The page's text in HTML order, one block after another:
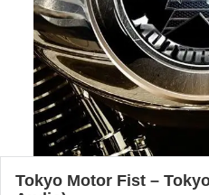
Tokyo Motor Fist –